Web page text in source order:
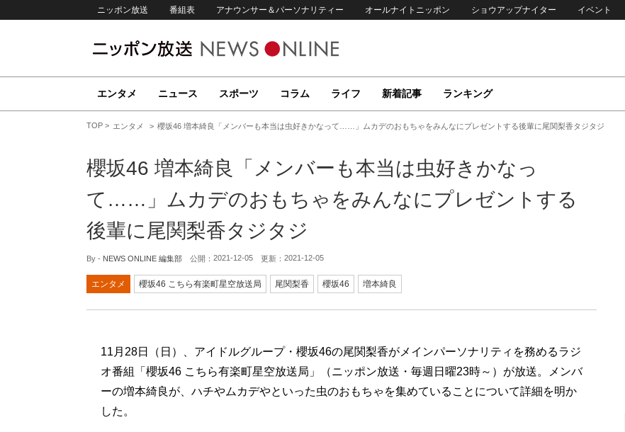
ニッポン放送 番組表 アナウンサー＆パーソナリティー オールナイトニッポン ショウアップナイター イベント
エンタメ ニュース スポーツ コラム ライフ 新着記事 ランキング
TOP エンタメ 櫻坂46 増本綺良「メンバーも本当は虫好きかなって……」ムカデのおもちゃをみんなにプレゼントする後輩に尾関梨香タジタジ
櫻坂46 増本綺良「メンバーも本当は虫好きかなっ
て……」ムカデのおもちゃをみんなにプレゼントする
後輩に尾関梨香タジタジ
By - NEWS ONLINE 編集部 公開： 2021-12-05 更新： 2021-12-05
エンタメ 櫻坂46 こちら有楽町星空放送局 尾関梨香 櫻坂46 増本綺良
11月28日（日）、アイドルグループ・櫻坂46の尾関梨香がメインパーソナリティを務めるラジ
オ番組「櫻坂46 こちら有楽町星空放送局」（ニッポン放送・毎週日曜23時～）が放送。メンバ
ーの増本綺良が、ハチやムカデやといった虫のおもちゃを集めていることについて詳細を明か
した。